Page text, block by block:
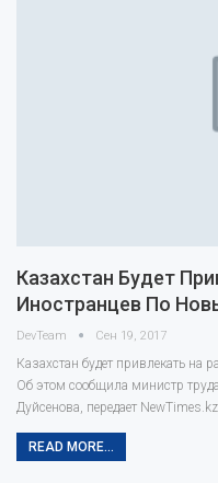
Казахстан Будет
Иностранцев По
DevTeam Сен 19, 2017
Казахстан будет привлекать на
Об этом сообщила министр
Дуйсенова, передает
READ MORE...